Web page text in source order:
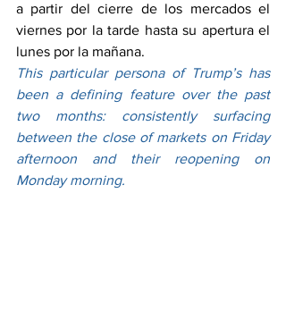
a partir del cierre de los mercados el
viernes por la tarde hasta su apertura el
lunes por la mañana.
This particular persona of Trump’s has
been a defining feature over the past
two months: consistently surfacing
between the close of markets on Friday
afternoon and their reopening on
Monday morning.